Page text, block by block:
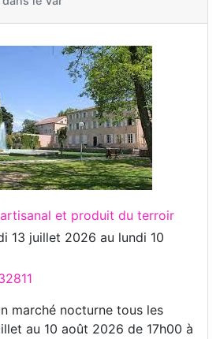
et produit du terroir
13 juillet 2026 au lundi 10
marché nocturne tous les
au 10 août 2026 de 17h00 à